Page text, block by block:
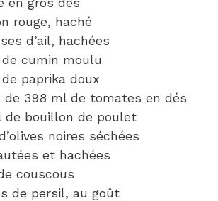
rouge, haché
d’ail, hachées
cumin moulu
paprika doux
de 398 ml de tomates en dés
de bouillon de poulet
noires séchées
et hachées
couscous
de persil, au goût